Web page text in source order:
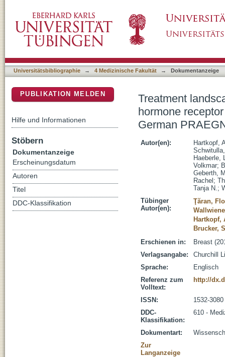
negative tumors - Data from the German
Universitätsbibliographie → 4 Medizinische Fakultät → Dokumentanzeige
Treatment
hormone
German
Autor(en):
Hartkopf,
Haeberle,
Volkmar;
Geberth,
Rachel ;
Tanja N.;
Tübinger
Autor(en):
Ţăran,
Hartkopf,
Brucker,
Erschienen in:
Breast
Verlagsangabe:
Churchill
Sprache:
Englisch
Referenz zum
Volltext:
http://
ISSN:
1532-3080
DDC-
Klassifikation:
610 -
Dokumentart:
Zur
Langanzeige
PUBLIKATION MELDEN
Hilfe und Informationen
Stöbern
Dokumentanzeige
Erscheinungsdatum
Autoren
Titel
DDC-Klassifikation